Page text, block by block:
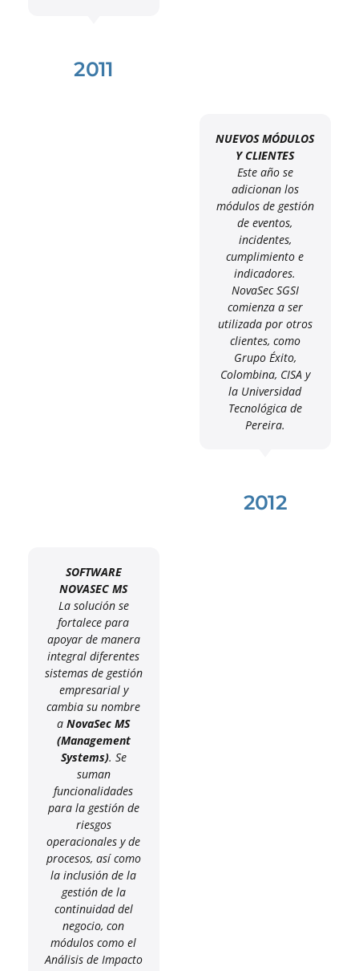
2011
NUEVOS MÓDULOS
Y CLIENTES
Este año se
adicionan los
módulos de gestión
de eventos,
incidentes,
cumplimiento e
indicadores.
NovaSec SGSI
comienza a ser
utilizada por otros
clientes, como
Grupo Éxito,
Colombina, CISA y
la Universidad
Tecnológica de
Pereira.
2012
SOFTWARE
NOVASEC MS
La solución se
fortalece para
apoyar de manera
integral diferentes
sistemas de gestión
empresarial y
cambia su nombre
aNovaSec MS
(Management
Systems). Se
suman
funcionalidades
para la gestión de
riesgos
operacionales y de
procesos, así como
la inclusión de la
gestión de la
continuidad del
negocio, con
módulos como el
Análisis de Impacto